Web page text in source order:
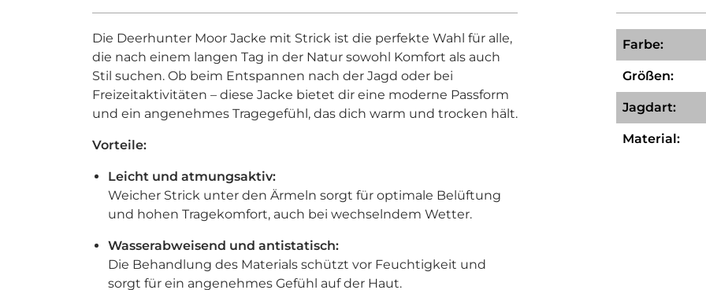
Die Deerhunter Moor Jacke mit Strick ist die perfekte Wahl für alle,
die nach einem langen Tag in der Natur sowohl Komfort als auch
Stil suchen. Ob beim Entspannen nach der Jagd oder bei
Freizeitaktivitäten – diese Jacke bietet dir eine moderne Passform
und ein angenehmes Tragegefühl, das dich warm und trocken hält.
Vorteile:
Leicht und atmungsaktiv:
Weicher Strick unter den Ärmeln sorgt für optimale Belüftung
und hohen Tragekomfort, auch bei wechselndem Wetter.
Wasserabweisend und antistatisch:
Die Behandlung des Materials schützt vor Feuchtigkeit und
sorgt für ein angenehmes Gefühl auf der Haut.
Farbe:
Größen:
Jagdart:
Material: